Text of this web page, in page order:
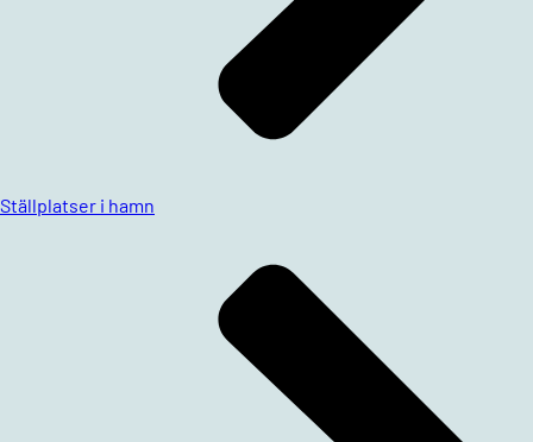
Ställplatser i hamn